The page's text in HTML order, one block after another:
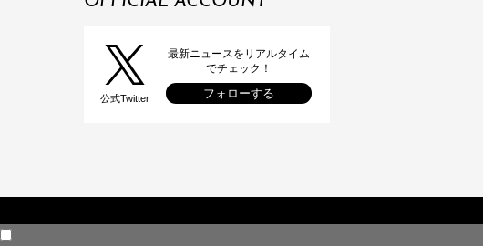
公式Twitter
最新ニュースをリアルタイム
でチェック！
フォローする